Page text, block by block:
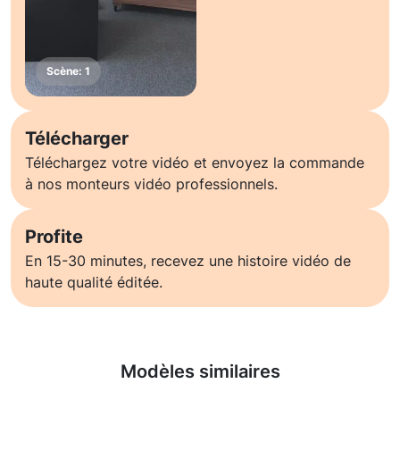
Télécharger
Téléchargez votre vidéo et envoyez la commande
à nos monteurs vidéo professionnels.
Profite
En 15-30 minutes, recevez une histoire vidéo de
haute qualité éditée.
Modèles similaires
En savoir plus